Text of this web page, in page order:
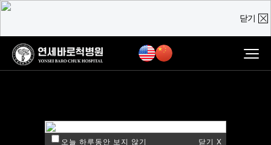
닫기
오늘 하루동안 보지 않기 닫기 X
ㅣ연세바로척병원ㅣ
진료예약 및
실시간상담문의